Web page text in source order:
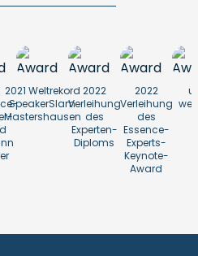
2021 Weltrekord
SpeakerSlam
Mastershausen
2022
Verleihung
des
Experten-
Diploms
2022
Verleihung
des
Essence-
Experts-
Keynote-
Award